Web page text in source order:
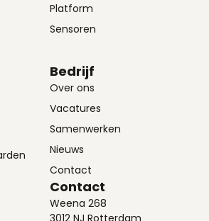
Platform
Sensoren
Bedrijf
Over ons
Vacatures
Samenwerken
Nieuws
Contact
Contact
Weena 268
3012 NJ Rotterdam